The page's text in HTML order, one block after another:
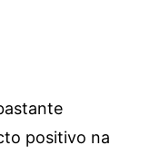
positivo na